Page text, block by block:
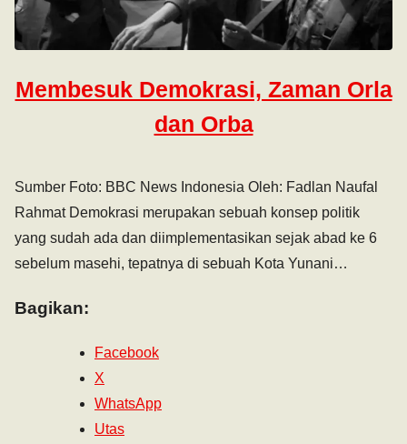
Membesuk Demokrasi, Zaman Orla
dan Orba
Sumber Foto: BBC News Indonesia Oleh: Fadlan Naufal
Rahmat Demokrasi merupakan sebuah konsep politik
yang sudah ada dan diimplementasikan sejak abad ke 6
sebelum masehi, tepatnya di sebuah Kota Yunani…
Bagikan:
Facebook
X
WhatsApp
Utas